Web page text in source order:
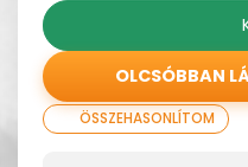
OLCSÓBBAN
ÖSSZEHASONLÍTOM